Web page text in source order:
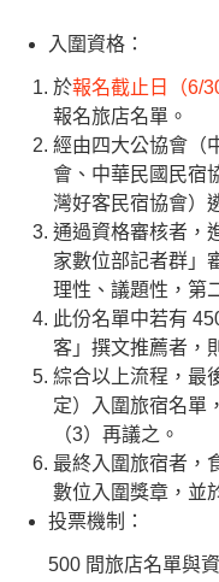
入圍資格：
於報名截止日（6/
報名旅店名單。
經由四大公協會（
會、中華民國民宿
灣好客民宿協會）
通過資格審核者，
家數位部記者群」
理性、議題性，第
此份名單中若有
客」撰文推薦者，
綜合以上流程，最
定）入圍旅宿名單
（3）再議之。
最終入圍旅宿者，
數位入圍獎章，並
投票機制：
500 間旅店名單與